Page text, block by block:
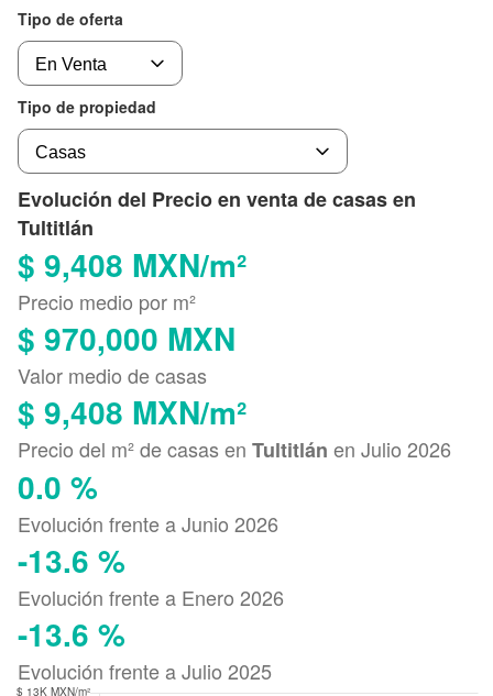
Tipo de oferta
Tipo de propiedad
Evolución del Precio en venta de casas en
Tultitlán
$ 9,408 MXN/m²
Precio medio por m²
$ 970,000 MXN
Valor medio de casas
$ 9,408 MXN/m²
Precio del m² de casas en Tultitlán en Julio 2026
0.0 %
Evolución frente a Junio 2026
-13.6 %
Evolución frente a Enero 2026
-13.6 %
Evolución frente a Julio 2025